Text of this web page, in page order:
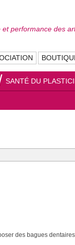
et performance des
SANTÉ DU
des bagues